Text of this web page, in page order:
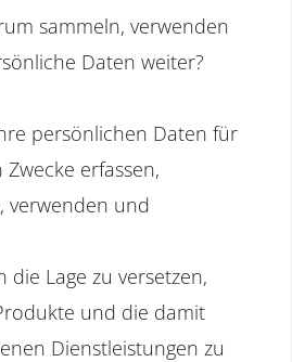
sammeln, verwenden
Daten weiter?
persönlichen Daten für
erfassen,
verwenden und
die Lage zu versetzen,
und die damit
Dienstleistungen zu